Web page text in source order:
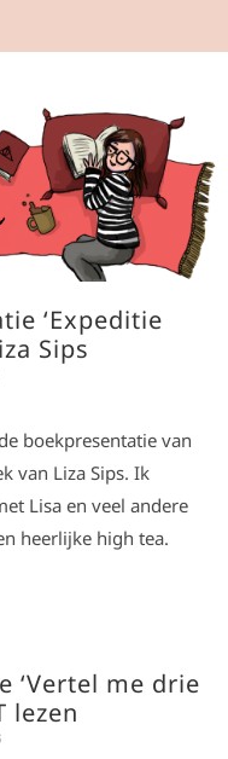
‘Expeditie
Sips
boekpresentatie van
van Liza Sips. Ik
Lisa en veel andere
heerlijke high tea.
‘Vertel me drie
lezen